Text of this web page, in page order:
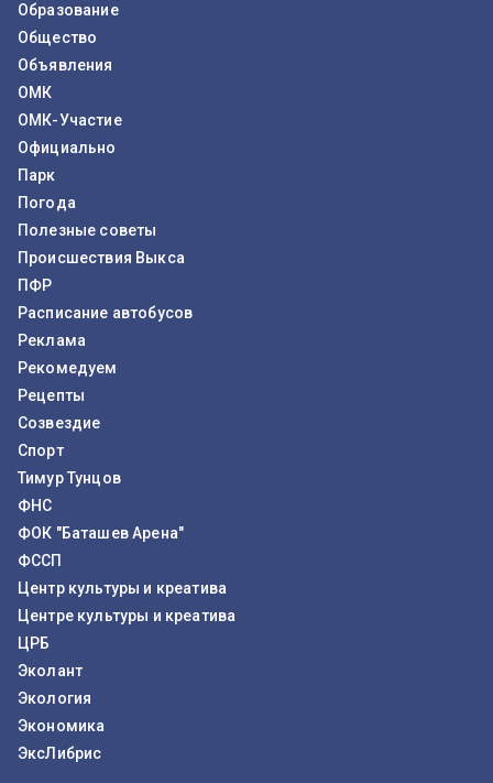
Образование
Общество
Объявления
ОМК
ОМК-Участие
Официально
Парк
Погода
Полезные советы
Происшествия Выкса
ПФР
Расписание автобусов
Реклама
Рекомедуем
Рецепты
Созвездие
Спорт
Тимур Тунцов
ФНС
ФОК "Баташев Арена"
ФССП
Центр культуры и креатива
Центре культуры и креатива
ЦРБ
Эколант
Экология
Экономика
ЭксЛибрис